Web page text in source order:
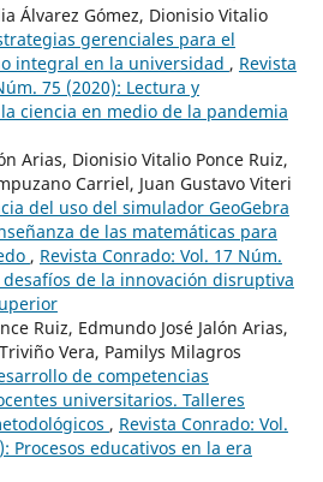
Álvarez Gómez, Dionisio Vitalio
gerenciales para el
integral en la universidad , Revista
75 (2020): Lectura y
ciencia en medio de la pandemia
Arias, Dionisio Vitalio Ponce Ruiz,
Carriel, Juan Gustavo Viteri
del uso del simulador GeoGebra
de las matemáticas para
, Revista Conrado: Vol. 17 Núm.
desafíos de la innovación disruptiva
Ruiz, Edmundo José Jalón Arias,
Vera, Pamilys Milagros
de competencias
universitarios. Talleres
, Revista Conrado: Vol.
Procesos educativos en la era